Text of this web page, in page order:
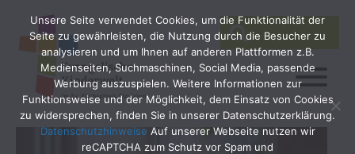
Search
for:
SEARCH
Unsere Seite verwendet Cookies, um die Funktionalität der
Seite zu gewährleisten, die Nutzung durch die Besucher zu
analysieren und um Ihnen auf anderen Plattformen z.B.
Medienseiten, Suchmaschinen, Social Media, passende
Werbung auszuspielen. Weitere Informationen zur
Funktionsweise und der Möglichkeit, dem Einsatz von Cookies
zu widersprechen, finden Sie in unserer Datenschutzerklärung.
Datenschutzhinweise Auf unserer Webseite nutzen wir
reCAPTCHA zum Schutz vor Spam und